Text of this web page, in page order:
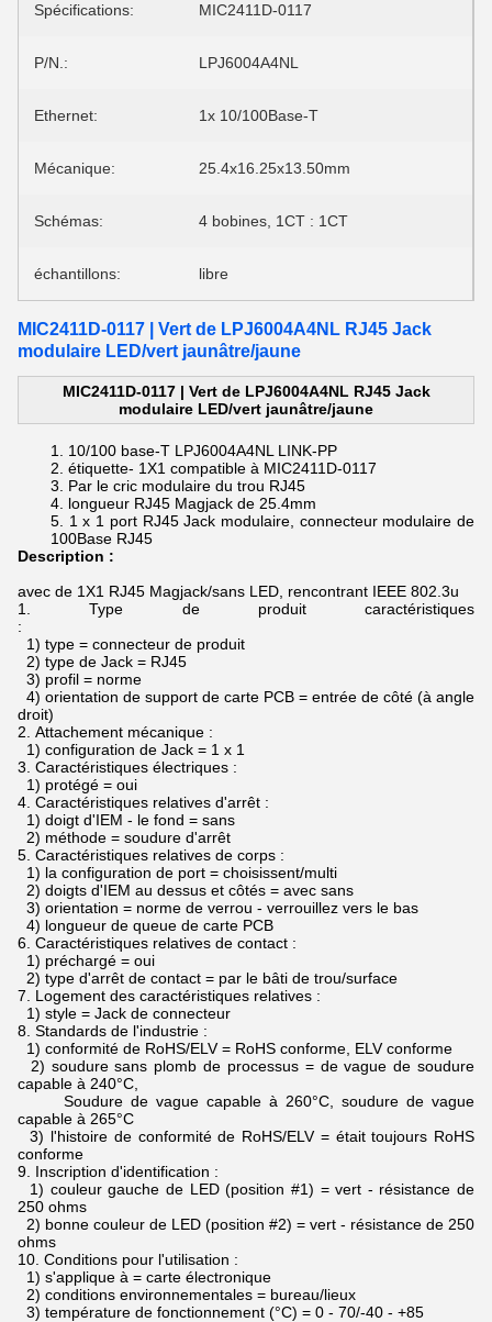
Spécifications: MIC2411D-0117
P/N.: LPJ6004A4NL
Ethernet: 1x 10/100Base-T
Mécanique: 25.4x16.25x13.50mm
Schémas: 4 bobines, 1CT : 1CT
échantillons: libre
MIC2411D-0117 | Vert de LPJ6004A4NL RJ45 Jack
modulaire LED/vert jaunâtre/jaune
MIC2411D-0117 | Vert de LPJ6004A4NL RJ45 Jack
modulaire LED/vert jaunâtre/jaune
10/100 base-T LPJ6004A4NL LINK-PP
étiquette- 1X1 compatible à MIC2411D-0117
Par le cric modulaire du trou RJ45
longueur RJ45 Magjack de 25.4mm
1 x 1 port RJ45 Jack modulaire, connecteur modulaire de
100Base RJ45
Description :
avec de 1X1 RJ45 Magjack/sans LED, rencontrant IEEE 802.3u
1.Type de produit caractéristiques
:
1) type = connecteur de produit
2) type de Jack = RJ45
3) profil = norme
4) orientation de support de carte PCB = entrée de côté (à angle
droit)
2. Attachement mécanique :
1) configuration de Jack = 1 x 1
3. Caractéristiques électriques :
1) protégé = oui
4. Caractéristiques relatives d'arrêt :
1) doigt d'IEM - le fond = sans
2) méthode = soudure d'arrêt
5. Caractéristiques relatives de corps :
1) la configuration de port = choisissent/multi
2) doigts d'IEM au dessus et côtés = avec sans
3) orientation = norme de verrou - verrouillez vers le bas
4) longueur de queue de carte PCB
6. Caractéristiques relatives de contact :
1) préchargé = oui
2) type d'arrêt de contact = par le bâti de trou/surface
7. Logement des caractéristiques relatives :
1) style = Jack de connecteur
8. Standards de l'industrie :
1) conformité de RoHS/ELV = RoHS conforme, ELV conforme
2) soudure sans plomb de processus = de vague de soudure
capable à 240°C,
Soudure de vague capable à 260°C, soudure de vague
capable à 265°C
3) l'histoire de conformité de RoHS/ELV = était toujours RoHS
conforme
9. Inscription d'identification :
1) couleur gauche de LED (position #1) = vert - résistance de
250 ohms
2) bonne couleur de LED (position #2) = vert - résistance de 250
ohms
10. Conditions pour l'utilisation :
1) s'applique à = carte électronique
2) conditions environnementales = bureau/lieux
3) température de fonctionnement (°C) = 0 - 70/-40 - +85